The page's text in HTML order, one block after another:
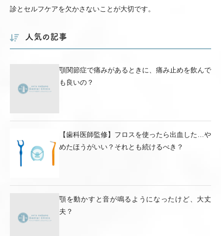
診とセルフケアを欠かさないことが大切です。
人気の記事
顎関節症で痛みがあるときに、痛み止めを飲んで
も良いの？
【歯科医師監修】フロスを使ったら出血した…や
めたほうがいい？それとも続けるべき？
顎を動かすと音が鳴るようになったけど、大丈
夫？